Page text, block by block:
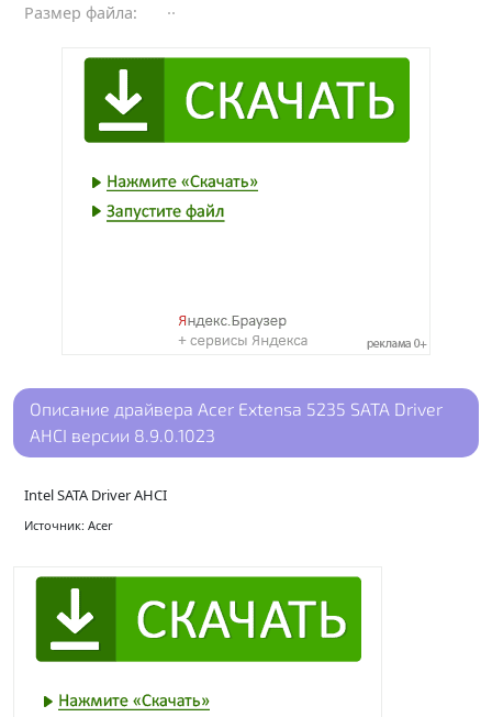
Размер файла:
Описание драйвера Acer Extensa 5235 SATA Driver
AHCI версии 8.9.0.1023
Intel SATA Driver AHCI
Источник: Acer